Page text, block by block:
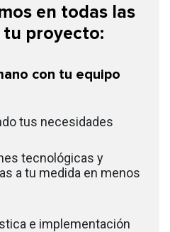
en todas las
tu proyecto:
con tu equipo
tus necesidades
tecnológicas y
a tu medida en menos
e implementación